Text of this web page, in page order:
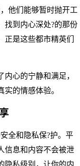
他们能够暂时抛开工
找到内心深处?的那份
是这些都市精英们
心的宁静和满足，
的情感体验。
全和隐私保?护。平
信息和内容不会被泄
隐私级别，让你的内